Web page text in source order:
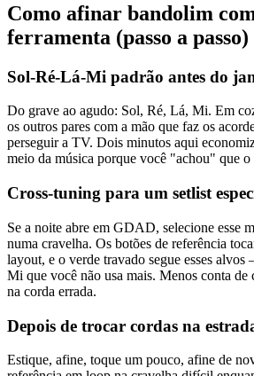
Como afinar bandolim
ferramenta (passo a passo)
Sol-Ré-Lá-Mi padrão antes do
Do grave ao agudo: Sol, Ré, Lá, Mi. Em
os outros pares com a mão que faz os
perseguir a TV. Dois minutos aqui
meio da música porque você "achou" que o
Cross-tuning para um setlist
Se a noite abre em GDAD, selecione esse
numa cravelha. Os botões de referência
layout, e o verde travado segue esses
Mi que você não usa mais. Menos conta de
na corda errada.
Depois de trocar cordas na
Estique, afine, toque um pouco, afine de